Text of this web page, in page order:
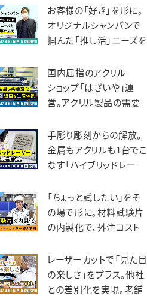
すや様
お客様の「好き」を形に。
オリジナルシャンパンで
掴んだ「推し活」ニーズを
インマーケット様
国内屈指のアクリル
ショップ「はざいや」運
営。アクリル製品の需要
生産体制。菅原工芸様
手彫り彫刻からの解放。
金属もアクリルも1台でこ
なす「ハイブリッドレー
上。トージ工芸様
「ちょっと試したい」をそ
の場で形に。材料試験片
の内製化で、外注コスト
両立。フジクリーン様
レーザーカットで「見た目
の楽しさ」をプラス。他社
との差別化を実現。老舗